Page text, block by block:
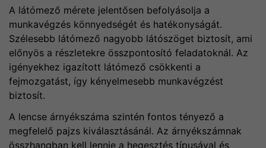
A látómező mérete jelentősen befolyásolja a
munkavégzés könnyedségét és hatékonyságát.
Szélesebb látómező nagyobb látószöget biztosít, ami
előnyös a részletekre összpontosító feladatoknál. Az
igényekhez igazított látómező csökkenti a
fejmozgatást, így kényelmesebb munkavégzést
biztosít.
A lencse árnyékszáma szintén fontos tényező a
megfelelő pajzs kiválasztásánál. Az árnyékszámnak
összhangban kell lennie a hegesztés típusával és